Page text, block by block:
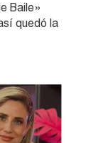
Baile»
quedó la